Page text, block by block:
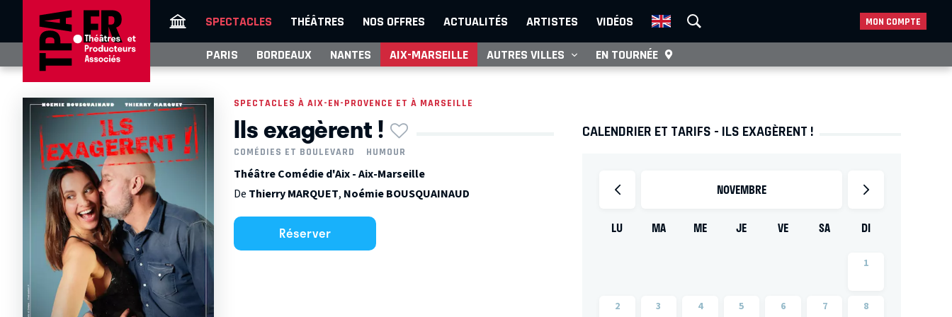
SPECTACLES THÉÂTRES NOS OFFRES ACTUALITÉS ARTISTES VIDÉOS MON COMPTE
PARIS BORDEAUX NANTES AIX-MARSEILLE AUTRES VILLES EN TOURNÉE
SPECTACLES À AIX-EN-PROVENCE ET À MARSEILLE
Ils exagèrent !
COMÉDIES ET BOULEVARD HUMOUR
Théâtre Comédie d'Aix - Aix-Marseille
De Thierry MARQUET, Noémie BOUSQUAINAUD
Réserver
CALENDRIER ET TARIFS - ILS EXAGÈRENT !
NOVEMBRE
LU MA ME JE VE SA DI
1
2 3 4 5 6 7 8